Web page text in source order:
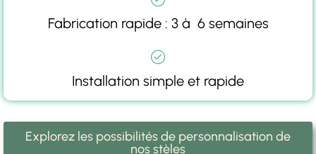
Fabrication rapide : 3 à 6 semaines
Installation simple et rapide
Explorez les possibilités de personnalisation de
nos stèles